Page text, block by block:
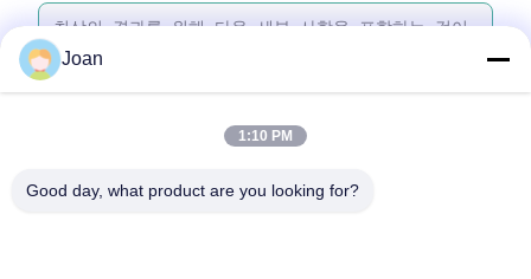
파일 첨부
Joan
1:10 PM
Good day, what product are you looking for?